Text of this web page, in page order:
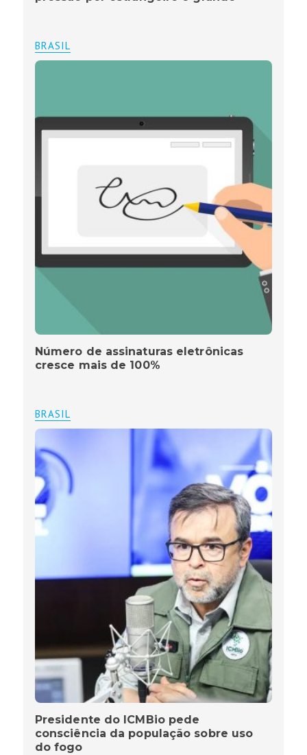
BRASIL
Número de assinaturas eletrônicas
cresce mais de 100%
BRASIL
Presidente do ICMBio pede
consciência da população sobre uso
do fogo